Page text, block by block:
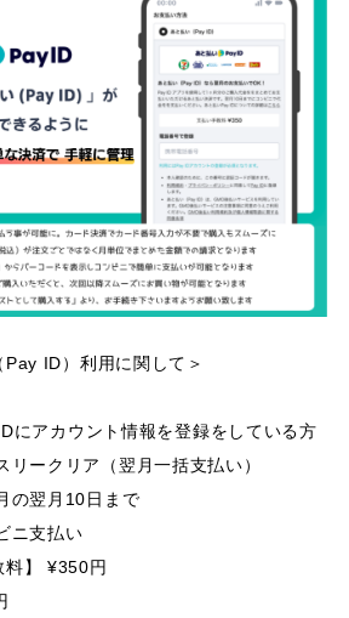
ID）利用に関して＞
にアカウント情報を登録をしている方
リークリア（翌月一括支払い）
の翌月10日まで
ニ支払い
料】 ¥350円